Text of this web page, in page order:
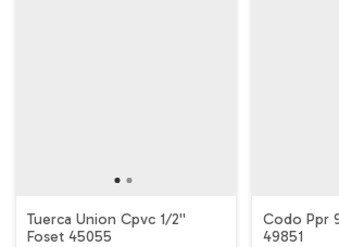
Tuerca Union Cpvc 1/2''
Foset 45055
Codo Ppr
49851